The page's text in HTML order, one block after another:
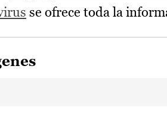
se ofrece toda la